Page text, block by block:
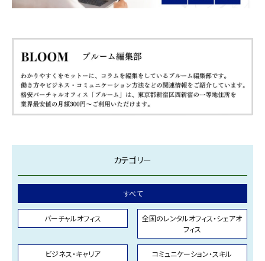
カテゴリー
すべて
バーチャルオフィス
全国のレンタルオフィス・シェアオ
フィス
ビジネス・キャリア コミュニケーション・スキル